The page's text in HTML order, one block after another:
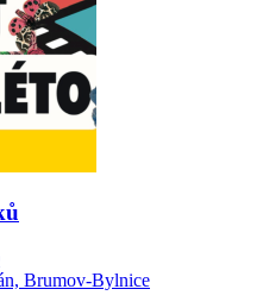
Brumov-Bylnice